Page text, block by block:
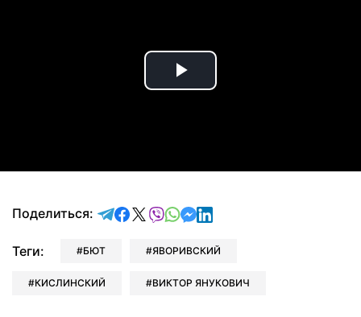
Play
Поделиться: отправить в Telegram
поделиться в Facebook
поделиться в X
отправить в Viber
отправить в Whatsapp
отправить в Messenger
отправить в LinkedIn
Теги: БЮТ ЯВОРИВСКИЙ
КИСЛИНСКИЙ ВИКТОР ЯНУКОВИЧ